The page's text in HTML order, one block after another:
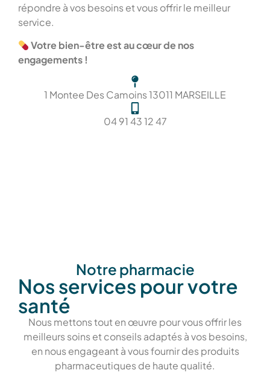
répondre à vos besoins et vous offrir le meilleur
service.
Votre bien-être est au cœur de nos
engagements !
1 Montee Des Camoins 13011 MARSEILLE
04 91 43 12 47
Notre pharmacie
Nos services pour votre
santé
Nous mettons tout en œuvre pour vous offrir les
meilleurs soins et conseils adaptés à vos besoins,
en nous engageant à vous fournir des produits
pharmaceutiques de haute qualité.